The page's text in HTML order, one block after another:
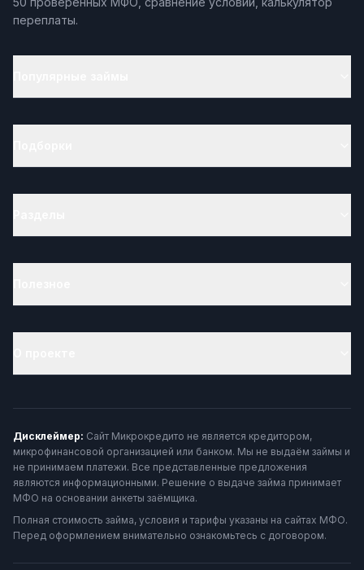
переплаты.
Дисклеймер: Сайт Микрокредито не является кредитором,
микрофинансовой организацией или банком. Мы не выдаём займы и
не принимаем платежи. Все представленные предложения
являются информационными. Решение о выдаче займа принимает
МФО на основании анкеты заёмщика.
Полная стоимость займа, условия и тарифы указаны на сайтах МФО.
Перед оформлением внимательно ознакомьтесь с договором.